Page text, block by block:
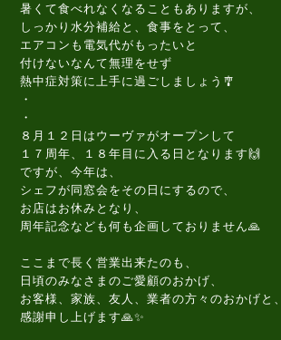
暑くて食べれなくなることもありますが、
しっかり水分補給と、食事をとって、
エアコンも電気代がもったいと
付けないなんて無理をせず
熱中症対策に上手に過ごしましょう🎐
・
・
８月１２日はウーヴァがオープンして
１７周年、１８年目に入る日となります🙌
ですが、今年は、
シェフが同窓会をその日にするので、
お店はお休みとなり、
周年記念なども何も企画しておりません🙏
ここまで長く営業出来たのも、
日頃のみなさまのご愛顧のおかげ、
お客様、家族、友人、業者の方々のおかげと、
感謝申し上げます🙏✨